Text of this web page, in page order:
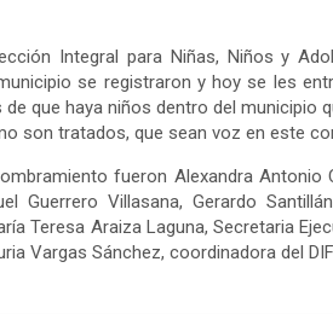
Integral para Niñas, Niños y
se registraron y hoy se les
que haya niños dentro del municipio
son tratados, que sean voz en este
fueron Alexandra Antonio
Guerrero Villasana, Gerardo
Teresa Araiza Laguna, Secretaria
Vargas Sánchez, coordinadora del